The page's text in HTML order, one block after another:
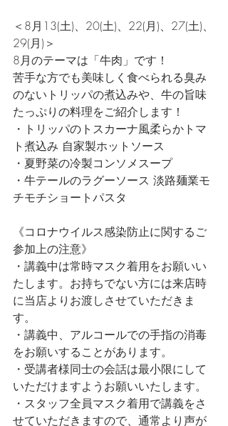
＜8月13(土)、20(土)、22(月)、27(土)、
29(月)＞
8月のテーマは「牛肉」です！
苦手な方でも美味しく食べられる臭み
のないトリッパの煮込みや、牛の旨味
たっぷりの料理をご紹介します！
・トリッパのトスカーナ風柔らかトマ
ト煮込み 自家製ホットソース
・夏野菜の冷製コンソメスープ
・牛テールのラグーソース 淡路麺業モ
チモチショートパスタ
《コロナウイルス感染防止に関するご
参加上の注意》
・講義中は常時マスク着用をお願いい
たします。お持ちでない方には来店時
に当店よりお渡しさせていただきま
す。
・講義中、アルコールでの手指の消毒
をお願いすることがあります。
・受講者様同士の会話は最小限にして
いただけますようお願いいたします。
・スタッフ全員マスク着用で講義をさ
せていただきますので、通常より声が